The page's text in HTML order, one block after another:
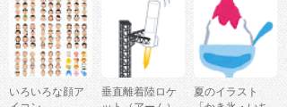
いろいろな顔ア
垂直離着陸ロケ
夏のイラスト